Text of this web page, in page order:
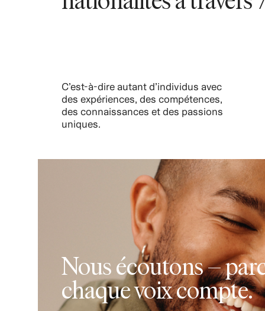
C’est-à-dire autant d’individus avec
des expériences, des compétences,
des connaissances et des passions
uniques.
Nous écoutons –
chaque voix compte.
Nous sensibilisons en
l’inclusion et aux préjugés
inconscients, afin de
diversité et la
toutes nos équipes, y
sein de notre direction.